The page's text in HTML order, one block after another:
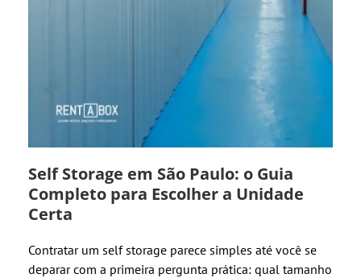
Self Storage em São Paulo: o Guia
Completo para Escolher a Unidade
Certa
Contratar um self storage parece simples até você se
deparar com a primeira pergunta prática: qual tamanho